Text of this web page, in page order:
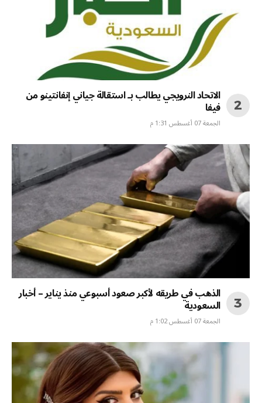
الاتحاد النرويجي يطالب بـ استقالة جياني إنفانتينو من
فيفا
الجمعة 07 أغسطس 1:31 م
الذهب في طريقه لأكبر صعود أسبوعي منذ يناير – أخبار
السعودية
الجمعة 07 أغسطس 1:02 م